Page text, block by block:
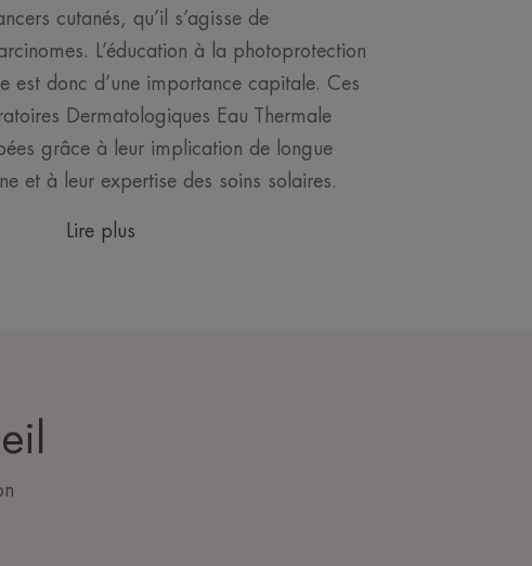
cutanés, qu’il s’agisse de
L’éducation à la photoprotection
est donc d’une importance capitale. Ces
Dermatologiques Eau Thermale
grâce à leur implication de longue
et à leur expertise des soins solaires.
Lire plus